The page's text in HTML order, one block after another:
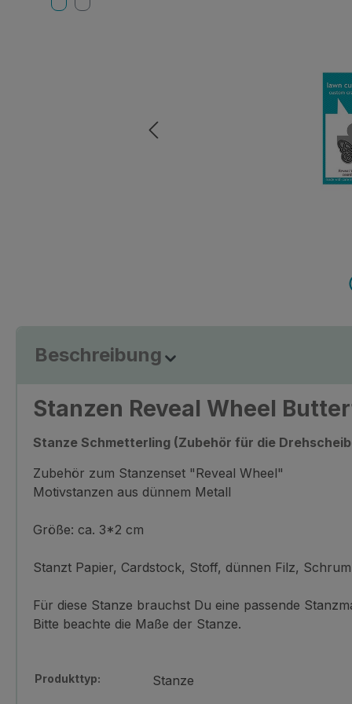
Beschreibung
Stanzen Reveal Wheel
Stanze Schmetterling (Zubehör für die
Zubehör zum Stanzenset "Reveal Wheel"
Motivstanzen aus dünnem Metall
Größe: ca. 3*2 cm
Stanzt Papier, Cardstock, Stoff, dünnen Filz,
Für diese Stanze brauchst Du eine passende
Bitte beachte die Maße der Stanze.
Produkttyp: Stanze